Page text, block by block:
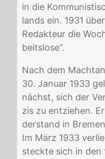
in die
lands ein. 1931
Re­dak­teur die
beits­lo­se“.
Nach dem
30. Ja­nu­ar 1933
nächst, sich der
zis zu ent­zie­hen.
der­stand in
Im März 1933
steck­te sich in